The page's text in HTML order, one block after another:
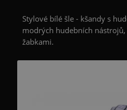
Stylové bílé šle - kšandy s
modrých hudebních
žabkami.